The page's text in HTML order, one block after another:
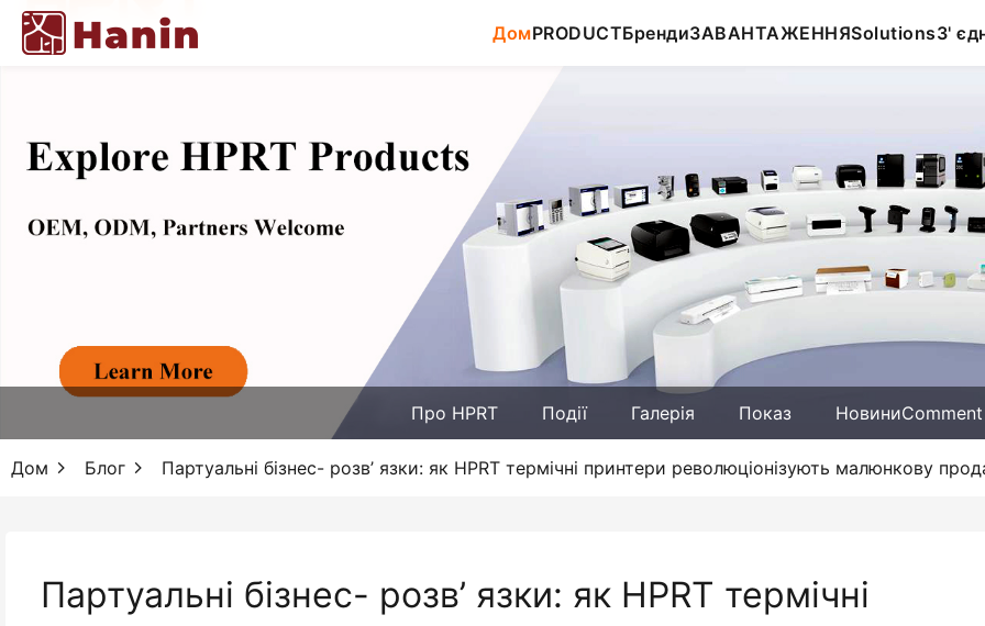
ДомPRODUCTБрендиЗАВАНТАЖЕННЯSolutionsЗ'
Про HPRT Події Галерія Показ НовиниComment
Дом Блог Партуальні бізнес- розв’ язки: як HPRT термічні принтери революціонізують малюнкову
Партуальні бізнес- розв’ язки: як HPRT термічні